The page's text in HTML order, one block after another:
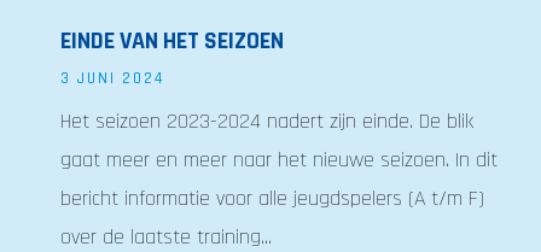
EINDE VAN HET SEIZOEN
3 JUNI 2024
Het seizoen 2023-2024 nadert zijn einde. De blik
gaat meer en meer naar het nieuwe seizoen. In dit
bericht informatie voor alle jeugdspelers (A t/m F)
over de laatste training...